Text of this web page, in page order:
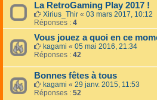
La RetroGaming Play 2017 !
Xirius_Thir « 03 mars 2017, 10:12
Réponses : 4
Vous jouez a quoi en ce
kagami « 05 mai 2016, 21:34
Réponses : 42
Bonnes fêtes à tous
kagami « 29 janv. 2015, 11:53
Réponses : 52